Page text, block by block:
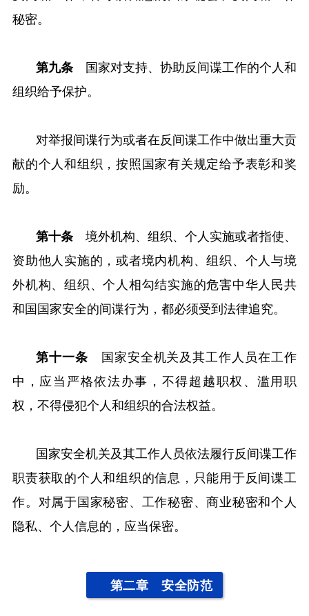
秘密。
第九条 国家对支持、协助反间谍工作的个人和
组织给予保护。
对举报间谍行为或者在反间谍工作中做出重大贡
献的个人和组织，按照国家有关规定给予表彰和奖
励。
第十条 境外机构、组织、个人实施或者指使、
资助他人实施的，或者境内机构、组织、个人与境
外机构、组织、个人相勾结实施的危害中华人民共
和国国家安全的间谍行为，都必须受到法律追究。
第十一条 国家安全机关及其工作人员在工作
中，应当严格依法办事，不得超越职权、滥用职
权，不得侵犯个人和组织的合法权益。
国家安全机关及其工作人员依法履行反间谍工作
职责获取的个人和组织的信息，只能用于反间谍工
作。对属于国家秘密、工作秘密、商业秘密和个人
隐私、个人信息的，应当保密。
第二章 安全防范